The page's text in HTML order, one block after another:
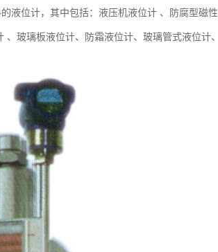
液位计，其中包括：液压机液位计 、防腐型磁
玻璃板液位计、防霜液位计、玻璃管式液位计